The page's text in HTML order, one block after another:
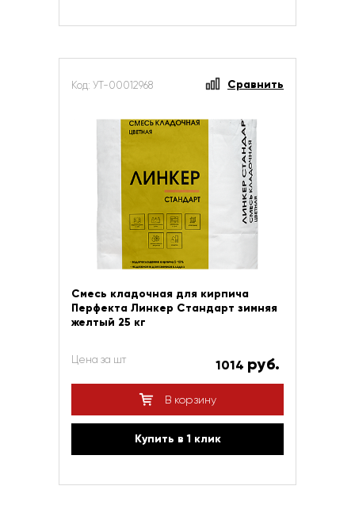
Код: УТ-00012968 Сравнить
Смесь кладочная для кирпича
Перфекта Линкер Стандарт зимняя
желтый 25 кг
Цена за шт 1014 руб.
В корзину
Купить в 1 клик